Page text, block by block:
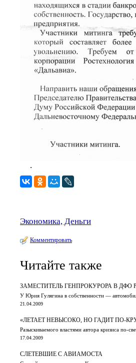
.
Экономика, Деньги
Комментировать
Читайте также
ЗАМЕСТИТЕЛЬ ГЕНПРОКУРОРА В ДФО
У Юрия Гулягина в собственности —
21.04.2009
«ЛЕТАЕТ НЕВЫСОКО, НО ГАДИТ ПО-
Разыскиваемого властями автора кризиса по-
17.04.2009
СЛЕТЕВШИЕ С АВИАМОСТА